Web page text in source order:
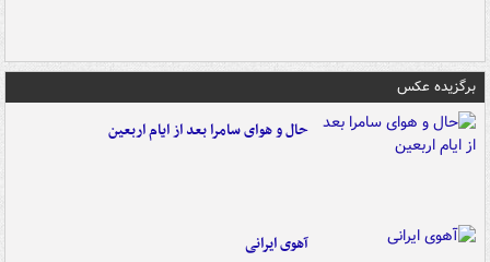
برگزیده عکس
حال و هوای سامرا بعد از ایام اربعین
آهوی ایرانی